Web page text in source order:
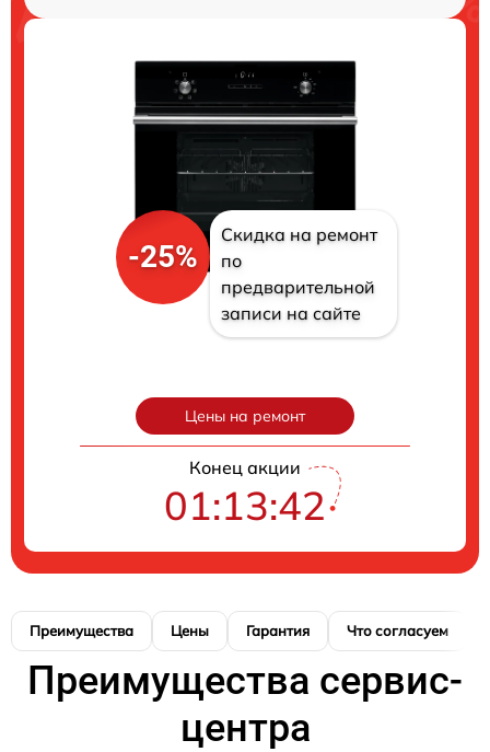
-25%
Скидка на ремонт
по
предварительной
записи на сайте
Цены на ремонт
Конец акции
01:13:41
Преимущества Цены Гарантия Что согласуем
Преимущества сервис-
центра